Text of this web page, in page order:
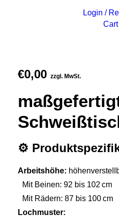
Login /
Cart
€0,00 zzgl. MwSt.
⚙️
Arbeitshöhe:
Mit Beinen: 92 bis 102 cm
Mit Rädern: 87 bis 100 cm
Lochmuster: